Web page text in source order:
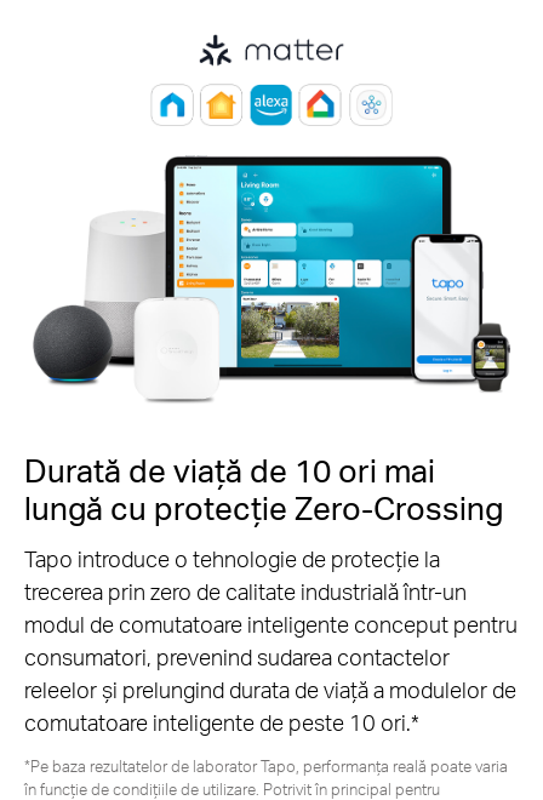
Durată de viață de 10 ori mai
lungă cu protecție Zero-Crossing
Tapo introduce o tehnologie de protecție la
trecerea prin zero de calitate industrială într-un
modul de comutatoare inteligente conceput pentru
consumatori, prevenind sudarea contactelor
releelor ​​și prelungind durata de viață a modulelor de
comutatoare inteligente de peste 10 ori.*
*Pe baza rezultatelor de laborator Tapo, performanța reală poate varia
în funcție de condițiile de utilizare. Potrivit în principal pentru